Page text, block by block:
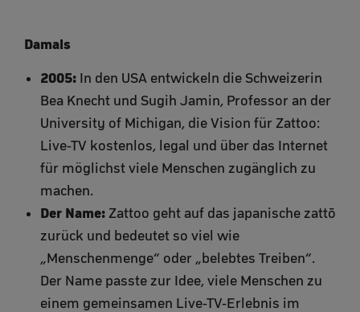
Damals
2005: In den USA entwickeln die Schweizerin
Bea Knecht und Sugih Jamin, Professor an der
University of Michigan, die Vision für Zattoo:
Live-TV kostenlos, legal und über das Internet
für möglichst viele Menschen zugänglich zu
machen.
Der Name: Zattoo geht auf das japanische zattō
zurück und bedeutet so viel wie
„Menschenmenge“ oder „belebtes Treiben“.
Der Name passte zur Idee, viele Menschen zu
einem gemeinsamen Live-TV-Erlebnis im